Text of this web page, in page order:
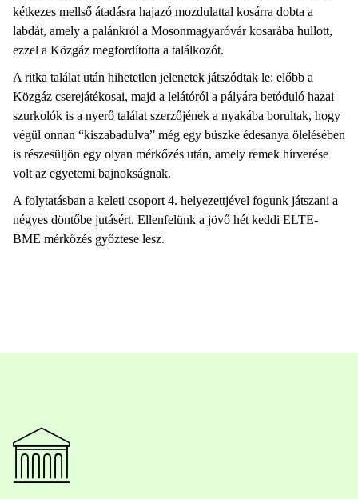
kétkezes mellső átadásra hajazó mozdulattal kosárra dobta a
labdát, amely a palánkról a Mosonmagyaróvár kosarába hullott,
ezzel a Közgáz megfordította a találkozót.
A ritka találat után hihetetlen jelenetek játszódtak le: előbb a
Közgáz cserejátékosai, majd a lelátóról a pályára betóduló hazai
szurkolók is a nyerő találat szerzőjének a nyakába borultak, hogy
végül onnan “kiszabadulva” még egy büszke édesanya ölelésében
is részesüljön egy olyan mérkőzés után, amely remek hírverése
volt az egyetemi bajnokságnak.
A folytatásban a keleti csoport 4. helyezettjével fogunk játszani a
négyes döntőbe jutásért. Ellenfelünk a jövő hét keddi ELTE-
BME mérkőzés győztese lesz.